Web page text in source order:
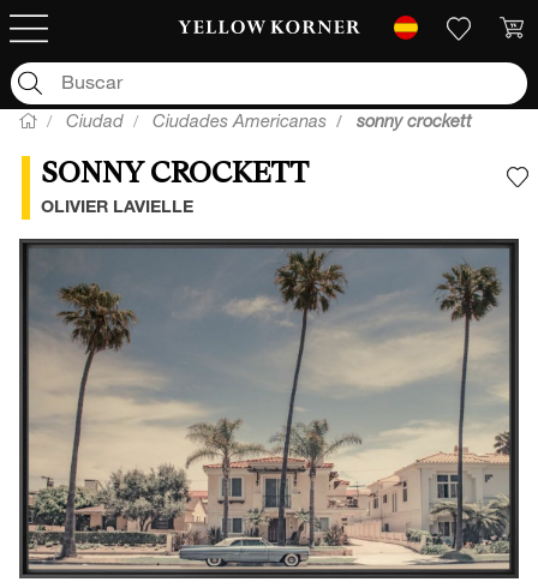
Ciudad Ciudades Americanas sonny crockett
SONNY CROCKETT
OLIVIER LAVIELLE